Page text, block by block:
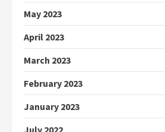
May 2023
April 2023
March 2023
February 2023
January 2023
July 2022